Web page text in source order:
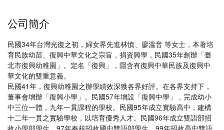
公司簡介
民國34年台灣光復之初，婦女界先進林慎、廖溫音 等女士，本著培
育民族幼苗、復興中華文化之宗旨，捐資興學，民國35年創辦「臺
北市復興幼稚園」。定名「復興」，隱含有復興中華民族及復興中
華文化的雙重意義。
民國41年，復興幼稚園之辦學績效深獲各界好評。在各界支持下，
董事會增辦「復興小學」。民國57年增設「復興中學」，完成幼小
中三位一體，九年一貫課程的學校。民國95年成立實驗高中，建構
十二年一貫之實驗學校，以培育優秀人才。民國96年成立雙語部招
收小學部學生，97年奉核招收國中雙語部學生，99年招收高中雙語